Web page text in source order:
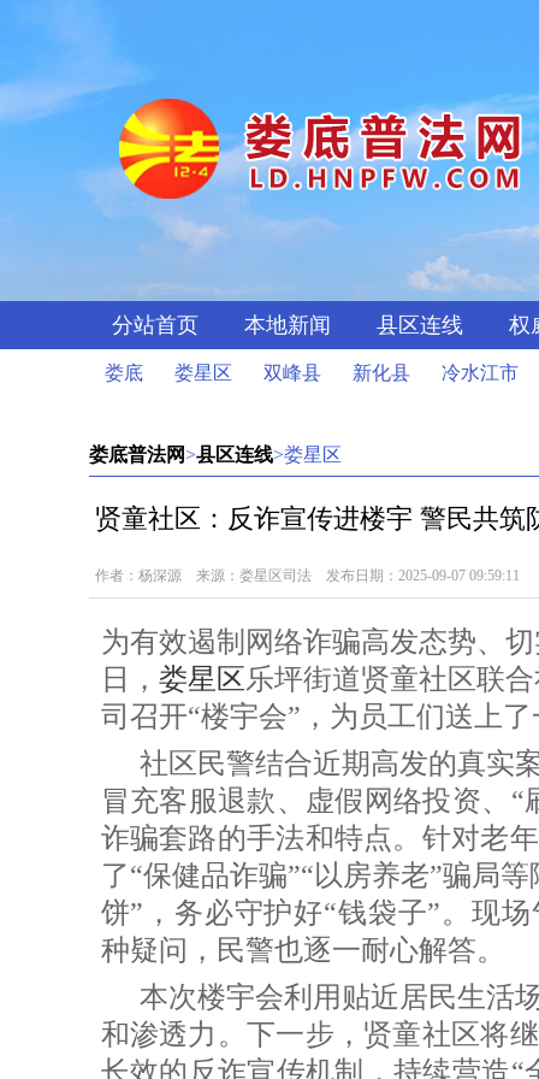
分站首页 本地新闻 县区连线 权
娄底 娄星区 双峰县 新化县 冷水江市
娄底普法网>县区连线>娄星区
贤童社区：反诈宣传进楼宇 警民共筑
作者：杨深源 来源：娄星区司法 发布日期：2025-09-07 09:59:11
为有效遏制网络诈骗高发态势、
日， 娄星区乐坪街道贤童社区联
司召开“楼宇会”，为员工们送上
社区民警结合近期高发的真实
冒充客服退款、虚假网络投资、
诈骗套路的手法和特点。针对老
了“保健品诈骗”“以房养老”骗局
饼”，务必守护好“钱袋子”。现
种疑问，民警也逐一耐心解答。
本次楼宇会利用贴近居民生活
和渗透力。下一步，贤童社区将
长效的反诈宣传机制，持续营造